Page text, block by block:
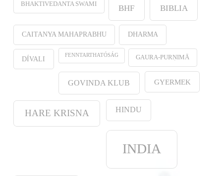
BHAKTIVEDANTA SWAMI BHF BIBLIA
CAITANYA MAHAPRABHU DHARMA
DÍVALI FENNTARTHATÓSÁG GAURA-PURṆIMĀ
GOVINDA KLUB GYERMEK
HARE KRISNA HINDU
INDIA